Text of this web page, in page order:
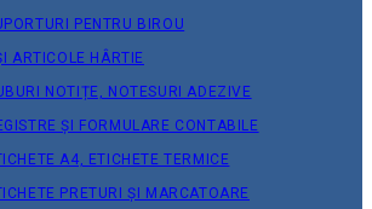
PENTRU BIROU
ARTICOLE HÂRTIE
NOTIȚE, NOTESURI ADEZIVE
ȘI FORMULARE CONTABILE
A4, ETICHETE TERMICE
PRETURI ȘI MARCATOARE